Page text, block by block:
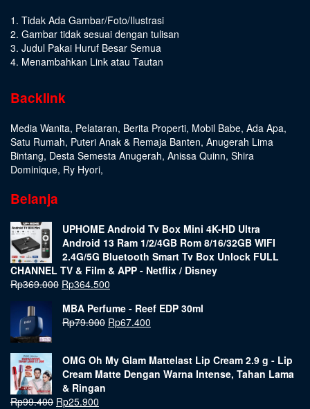
1. Tidak Ada Gambar/Foto/Ilustrasi
2. Gambar tidak sesuai dengan tulisan
3. Judul Pakai Huruf Besar Semua
4. Menambahkan Link atau Tautan
Backlink
Media Wanita, Pelataran, Berita Properti, Mobil Babe, Ada Apa,
Satu Rumah, Puteri Anak & Remaja Banten, Anugerah Lima
Bintang, Desta Semesta Anugerah, Anissa Quinn, Shira
Dominique, Ry Hyori,
Belanja
UPHOME Android Tv Box Mini 4K-HD Ultra
Android 13 Ram 1/2/4GB Rom 8/16/32GB WIFI
2.4G/5G Bluetooth Smart Tv Box Unlock FULL
CHANNEL TV & Film & APP - Netflix / Disney
Rp369.000 Rp364.500
MBA Perfume - Reef EDP 30ml
Rp79.900 Rp67.400
OMG Oh My Glam Mattelast Lip Cream 2.9 g - Lip
Cream Matte Dengan Warna Intense, Tahan Lama
& Ringan
Rp99.400 Rp25.900